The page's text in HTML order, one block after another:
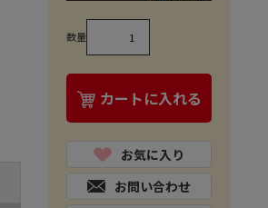
数量
カートに入れる
お気に入り
お問い合わせ